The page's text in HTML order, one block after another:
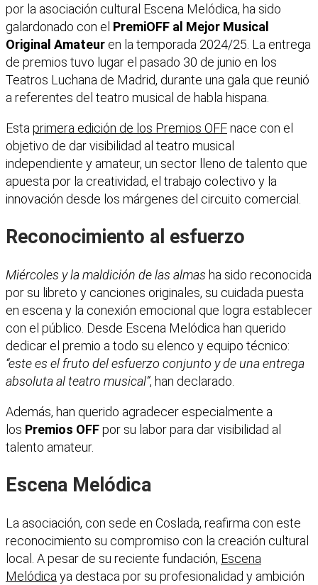
por la asociación cultural Escena Melódica, ha sido
galardonado con el PremiOFF al Mejor Musical
Original Amateur en la temporada 2024/25. La entrega
de premios tuvo lugar el pasado 30 de junio en los
Teatros Luchana de Madrid, durante una gala que reunió
a referentes del teatro musical de habla hispana.
Estaprimera edición de los Premios OFFnace con el
objetivo de dar visibilidad al teatro musical
independiente y amateur, un sector lleno de talento que
apuesta por la creatividad, el trabajo colectivo y la
innovación desde los márgenes del circuito comercial.
Reconocimiento al esfuerzo
Miércoles y la maldición de las almas ha sido reconocida
por su libreto y canciones originales, su cuidada puesta
en escena y la conexión emocional que logra establecer
con el público. Desde Escena Melódica han querido
dedicar el premio a todo su elenco y equipo técnico:
“este es el fruto del esfuerzo conjunto y de una entrega
absoluta al teatro musical”, han declarado.
Además, han querido agradecer especialmente a
los Premios OFFpor su labor para dar visibilidad al
talento amateur.
Escena Melódica
La asociación, con sede en Coslada, reafirma con este
reconocimiento su compromiso con la creación cultural
local. A pesar de su reciente fundación, Escena
Melódica ya destaca por su profesionalidad y ambición